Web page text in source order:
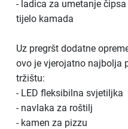
- ladica za umetanje
tijelo kamada
Uz pregršt dodatne
ovo je vjerojatno najbolja
tržištu:
- LED fleksibilna svjetiljka
- navlaka za roštilj
- kamen za pizzu